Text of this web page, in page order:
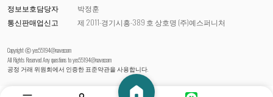
정보보호담당자
박정훈
통신판매업신고
제 2011-경기시흥-389 호 상호명 (주)예스퍼니처
Copyright ⓒ yes55194@naver.com
All Rights Reserved Any questions toyes55194@naver.com
공정 거래 위원회에서 인증한 표준약관을 사용합니다.